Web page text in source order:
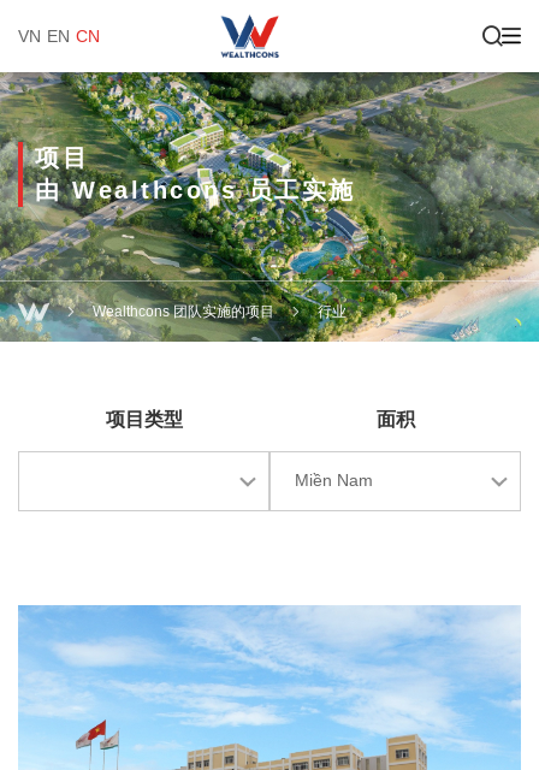
VN EN CN
Wealthcons 团队实施的项目 行业
项目
由 Wealthcons 员工实施
项目类型 面积
Miền Nam